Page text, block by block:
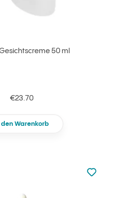
50 ml
€23.70
den Warenkorb
zu den
zu Ihren